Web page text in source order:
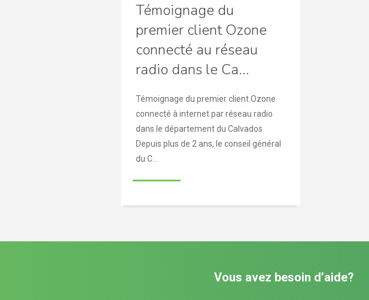
Témoignage du
premier client Ozone
connecté au réseau
radio dans le Ca...
Témoignage du premier client Ozone
connecté à internet par réseau radio
dans le département du Calvados
Depuis plus de 2 ans, le conseil général
du C...
Vous avez besoin d’aide?